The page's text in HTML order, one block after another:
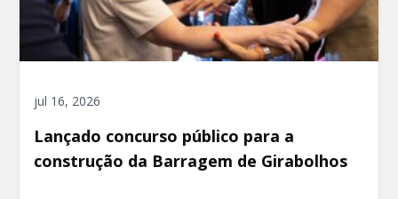
jul 16, 2026
Lançado concurso público para a
construção da Barragem de Girabolhos